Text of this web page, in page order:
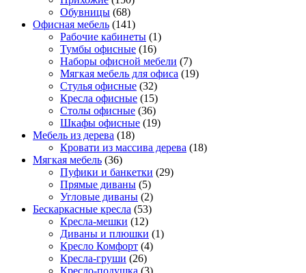
Обувницы (68)
Офисная мебель (141)
Рабочие кабинеты (1)
Тумбы офисные (16)
Наборы офисной мебели (7)
Мягкая мебель для офиса (19)
Стулья офисные (32)
Кресла офисные (15)
Столы офисные (36)
Шкафы офисные (19)
Мебель из дерева (18)
Кровати из массива дерева (18)
Мягкая мебель (36)
Пуфики и банкетки (29)
Прямые диваны (5)
Угловые диваны (2)
Бескаркасные кресла (53)
Кресла-мешки (12)
Диваны и плюшки (1)
Кресло Комфорт (4)
Кресла-груши (26)